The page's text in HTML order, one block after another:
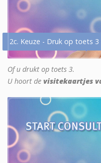
2c. Keuze - Druk op toets 3
Of u drukt op toets 3.
U hoort de visitekaartjes